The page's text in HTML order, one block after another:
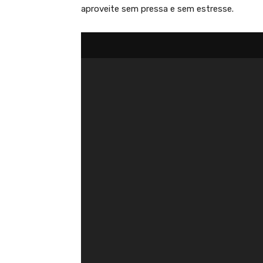
aproveite sem pressa e sem estresse.